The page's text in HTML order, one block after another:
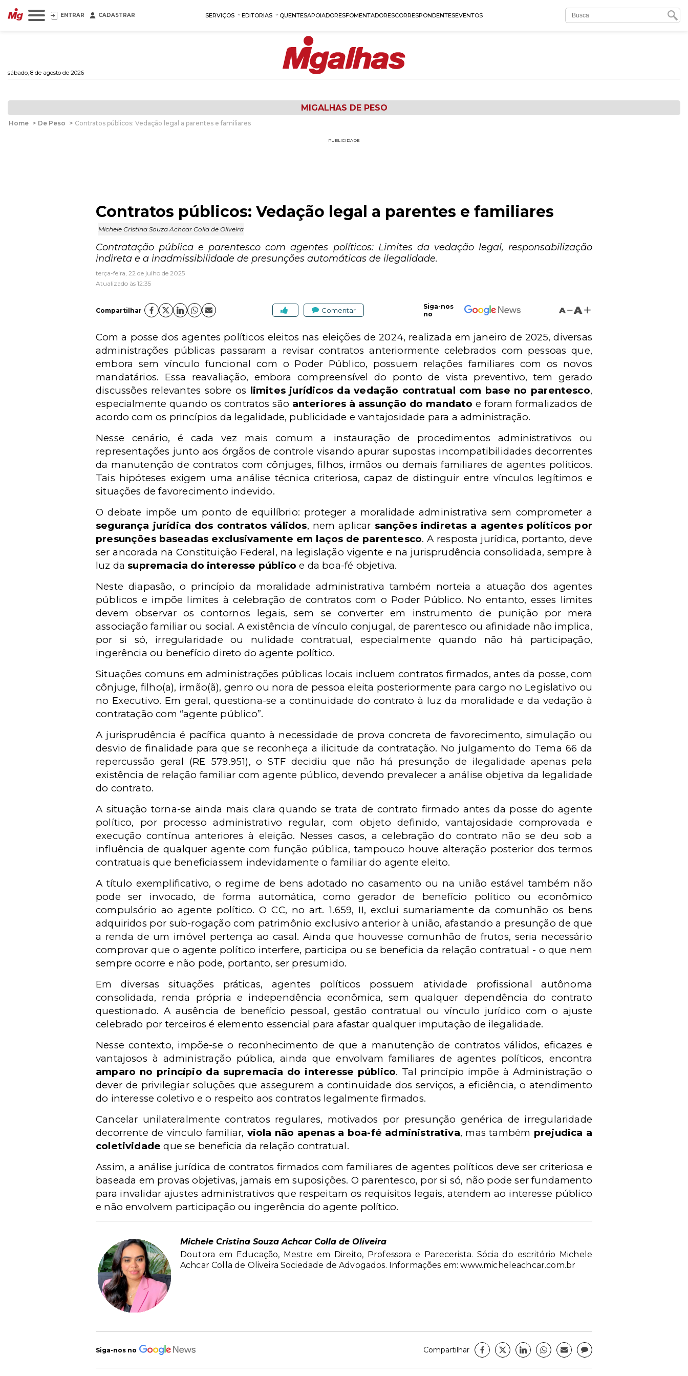
ENTRAR CADASTRAR SERVIÇOS EDITORIAS QUENTESAPOIADORESFOMENTADORESCORRESPONDENTESEVENTOS
sábado, 8 de agosto de 2026
MIGALHAS DE PESO
Home > De Peso > Contratos públicos: Vedação legal a parentes e familiares
PUBLICIDADE
Contratos públicos: Vedação legal a parentes e familiares
Michele Cristina Souza Achcar Colla de Oliveira
Contratação pública e parentesco com agentes políticos: Limites da vedação legal, responsabilização
indireta e a inadmissibilidade de presunções automáticas de ilegalidade.
terça-feira, 22 de julho de 2025
Atualizado às 12:35
Compartilhar Comentar
Siga-nos
no
A A
Com a posse dos agentes políticos eleitos nas eleições de 2024, realizada em janeiro de 2025, diversas
administrações públicas passaram a revisar contratos anteriormente celebrados com pessoas que,
embora sem vínculo funcional com o Poder Público, possuem relações familiares com os novos
mandatários. Essa reavaliação, embora compreensível do ponto de vista preventivo, tem gerado
discussões relevantes sobre os limites jurídicos da vedação contratual com base no parentesco,
especialmente quando os contratos são anteriores à assunção do mandato e foram formalizados de
acordo com os princípios da legalidade, publicidade e vantajosidade para a administração.
Nesse cenário, é cada vez mais comum a instauração de procedimentos administrativos ou
representações junto aos órgãos de controle visando apurar supostas incompatibilidades decorrentes
da manutenção de contratos com cônjuges, filhos, irmãos ou demais familiares de agentes políticos.
Tais hipóteses exigem uma análise técnica criteriosa, capaz de distinguir entre vínculos legítimos e
situações de favorecimento indevido.
O debate impõe um ponto de equilíbrio: proteger a moralidade administrativa sem comprometer a
segurança jurídica dos contratos válidos, nem aplicar sanções indiretas a agentes políticos por
presunções baseadas exclusivamente em laços de parentesco. A resposta jurídica, portanto, deve
ser ancorada na Constituição Federal, na legislação vigente e na jurisprudência consolidada, sempre à
luz da supremacia do interesse público e da boa-fé objetiva.
Neste diapasão, o princípio da moralidade administrativa também norteia a atuação dos agentes
públicos e impõe limites à celebração de contratos com o Poder Público. No entanto, esses limites
devem observar os contornos legais, sem se converter em instrumento de punição por mera
associação familiar ou social. A existência de vínculo conjugal, de parentesco ou afinidade não implica,
por si só, irregularidade ou nulidade contratual, especialmente quando não há participação,
ingerência ou benefício direto do agente político.
Situações comuns em administrações públicas locais incluem contratos firmados, antes da posse, com
cônjuge, filho(a), irmão(ã), genro ou nora de pessoa eleita posteriormente para cargo no Legislativo ou
no Executivo. Em geral, questiona-se a continuidade do contrato à luz da moralidade e da vedação à
contratação com “agente público”.
A jurisprudência é pacífica quanto à necessidade de prova concreta de favorecimento, simulação ou
desvio de finalidade para que se reconheça a ilicitude da contratação. No julgamento do Tema 66 da
repercussão geral (RE 579.951), o STF decidiu que não há presunção de ilegalidade apenas pela
existência de relação familiar com agente público, devendo prevalecer a análise objetiva da legalidade
do contrato.
A situação torna-se ainda mais clara quando se trata de contrato firmado antes da posse do agente
político, por processo administrativo regular, com objeto definido, vantajosidade comprovada e
execução contínua anteriores à eleição. Nesses casos, a celebração do contrato não se deu sob a
influência de qualquer agente com função pública, tampouco houve alteração posterior dos termos
contratuais que beneficiassem indevidamente o familiar do agente eleito.
A título exemplificativo, o regime de bens adotado no casamento ou na união estável também não
pode ser invocado, de forma automática, como gerador de benefício político ou econômico
compulsório ao agente político. O CC, no art. 1.659, II, exclui sumariamente da comunhão os bens
adquiridos por sub-rogação com patrimônio exclusivo anterior à união, afastando a presunção de que
a renda de um imóvel pertença ao casal. Ainda que houvesse comunhão de frutos, seria necessário
comprovar que o agente político interfere, participa ou se beneficia da relação contratual - o que nem
sempre ocorre e não pode, portanto, ser presumido.
Em diversas situações práticas, agentes políticos possuem atividade profissional autônoma
consolidada, renda própria e independência econômica, sem qualquer dependência do contrato
questionado. A ausência de benefício pessoal, gestão contratual ou vínculo jurídico com o ajuste
celebrado por terceiros é elemento essencial para afastar qualquer imputação de ilegalidade.
Nesse contexto, impõe-se o reconhecimento de que a manutenção de contratos válidos, eficazes e
vantajosos à administração pública, ainda que envolvam familiares de agentes políticos, encontra
amparo no princípio da supremacia do interesse público. Tal princípio impõe à Administração o
dever de privilegiar soluções que assegurem a continuidade dos serviços, a eficiência, o atendimento
do interesse coletivo e o respeito aos contratos legalmente firmados.
Cancelar unilateralmente contratos regulares, motivados por presunção genérica de irregularidade
decorrente de vínculo familiar, viola não apenas a boa-fé administrativa, mas também prejudica a
coletividade que se beneficia da relação contratual.
Assim, a análise jurídica de contratos firmados com familiares de agentes políticos deve ser criteriosa e
baseada em provas objetivas, jamais em suposições. O parentesco, por si só, não pode ser fundamento
para invalidar ajustes administrativos que respeitam os requisitos legais, atendem ao interesse público
e não envolvem participação ou ingerência do agente político.
Michele Cristina Souza Achcar Colla de Oliveira
Doutora em Educação, Mestre em Direito, Professora e Parecerista. Sócia do escritório Michele
Achcar Colla de Oliveira Sociedade de Advogados. Informações em: www.micheleachcar.com.br
Siga-nos no Compartilhar